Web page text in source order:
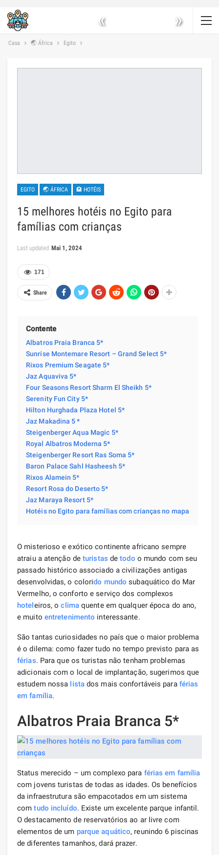
« »
Casa 🌏 África Egito
EGITO 🌏 ÁFRICA 🏨 HOTÉIS
15 melhores hotéis no Egito para
famílias com crianças
Last updated Mai 1, 2024
171
Share
Contente
Albatros Praia Branca 5*
Sunrise Montemare Resort – Grand Select 5*
Rixos Premium Seagate 5*
Jaz Aquaviva 5*
Four Seasons Resort Sharm El Sheikh 5*
Serenity Fun City 5*
Hilton Hurghada Plaza Hotel 5*
Jaz Makadina 5 *
Steigenberger Aqua Magic 5*
Royal Albatros Moderna 5*
Steigenberger Resort Ras Soma 5*
Baron Palace Sahl Hasheesh 5*
Rixos Alamein 5*
Resort Rosa do Deserto 5*
Jaz Maraya Resort 5*
Hotéis no Egito para famílias com crianças no mapa
O misterioso e exótico continente africano sempre
atraiu a atenção de turistas detodo o mundo com seu
passado histórico associado a civilizações antigas
desenvolvidas, o colorido mundo subaquático do Mar
Vermelho, o conforto e serviço dos complexos
hoteleiros, oclimaquente em qualquer época do ano,
e muito entretenimento interessante.
São tantas curiosidades no país que o maior problema
é o dilema: como fazer tudo no tempo previsto para as
férias. Para que os turistas não tenham problemas
adicionais com o local de implantação, sugerimos que
estudem nossa listados mais confortáveis ​​para férias
em família.
Albatros Praia Branca 5*
Status merecido – um complexo para férias em família
com jovens turistas de todas as idades. Os benefícios
da infraestrutura são empacotados em um sistema
comtudo incluído. Existe um excelente parque infantil.
O destacamento de reservatórios ao ar livre com
elementos de um parque aquático, reunindo 6 piscinas
de diferentes tamanhos, dará prazer.